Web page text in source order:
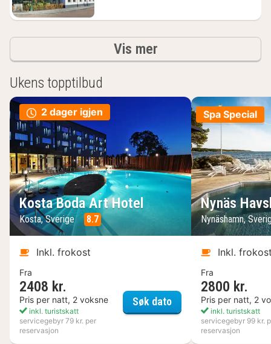
Vis merResultater
Ukens topptilbud
2 dager igjen
Kosta Boda Art Hotel
Kosta, Sverige 8.7
Inkl. frokost
Fra
2408 kr.
Pris per natt, 2 voksne
inkl. turistskatt
servicegebyr 79 kr. per
reservasjon
Søk datoKosta Boda Art Hotel
Spa Special
Nynäs
Nynäshamn,
Inkl.
Fra
2800 kr.
Pris per natt, 2
inkl. turistskatt
servicegebyr 99 kr.
reservasjon